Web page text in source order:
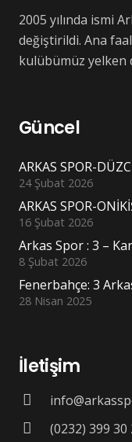
2005 yılında ismi
değiştirildi. Ana
kulübümüz yelken
Güncel
ARKAS SPOR-
24 Şubat 2026
ARKAS SPOR-
16 Şubat 2026
Arkas Spor : 3 –
8 Şubat 2026
Fenerbahçe: 3
28 Nisan 2025
İletişim
(0232) 399 30